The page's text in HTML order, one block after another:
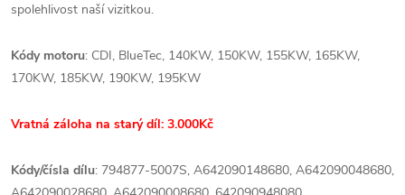
spolehlivost naší vizitkou.
Kódy motoru: CDI, BlueTec, 140KW, 150KW, 155KW, 165KW,
170KW, 185KW, 190KW, 195KW
Vratná záloha na starý díl: 3.000Kč
Kódy/čísla dílu: 794877-5007S, A642090148680, A642090048680,